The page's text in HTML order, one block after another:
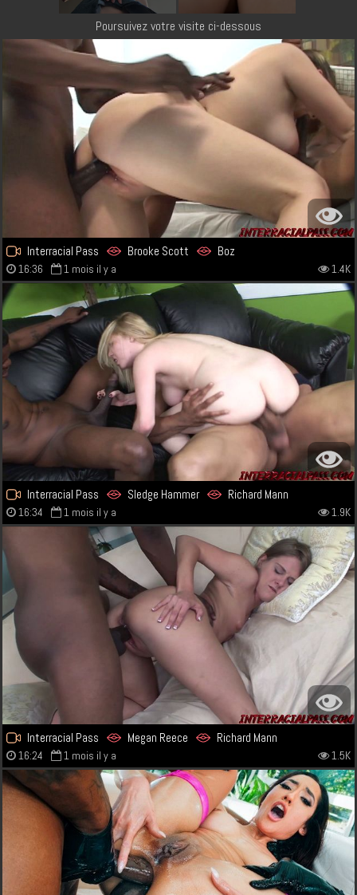
Poursuivez votre visite ci-dessous
Interracial Pass Brooke Scott Boz
16:36 1 mois il y a 1.4K
Interracial Pass Sledge Hammer Richard Mann
16:34 1 mois il y a 1.9K
Interracial Pass Megan Reece Richard Mann
16:24 1 mois il y a 1.5K